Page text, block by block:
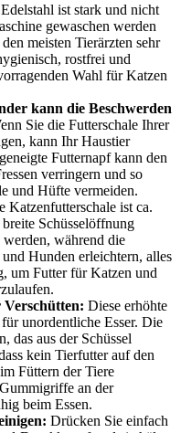
Edelstahl ist stark und nicht
gewaschen werden
meisten Tierärzten sehr
rostfrei und
Wahl für Katzen
kann die Beschwerden
Sie die Futterschale Ihrer
kann Ihr Haustier
Futternapf kann den
verringern und so
und Hüfte vermeiden.
Katzenfutterschale ist ca.
Schüsselöffnung
werden, während die
Hunden erleichtern, alles
um Futter für Katzen und
Verschütten: Diese erhöhte
unordentliche Esser. Die
das aus der Schüssel
kein Tierfutter auf den
Füttern der Tiere
an der
beim Essen.
Drücken Sie einfach